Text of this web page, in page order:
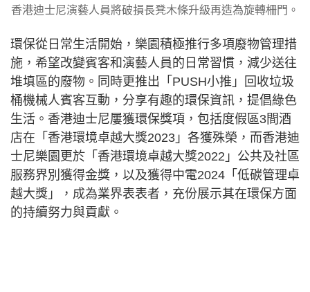
香港迪士尼演藝人員將破損長凳木條升級再造為旋轉柵門。
環保從日常生活開始，樂園積極推行多項廢物管理措
施，希望改變賓客和演藝人員的日常習慣，減少送往
堆填區的廢物。同時更推出「PUSH小推」回收垃圾
桶機械人賓客互動，分享有趣的環保資訊，提倡綠色
生活。香港迪士尼屢獲環保獎項，包括度假區3間酒
店在「香港環境卓越大獎2023」各獲殊榮，而香港迪
士尼樂園更於「香港環境卓越大獎2022」公共及社區
服務界別獲得金獎，以及獲得中電2024「低碳管理卓
越大獎」，成為業界表表者，充份展示其在環保方面
的持續努力與貢獻。